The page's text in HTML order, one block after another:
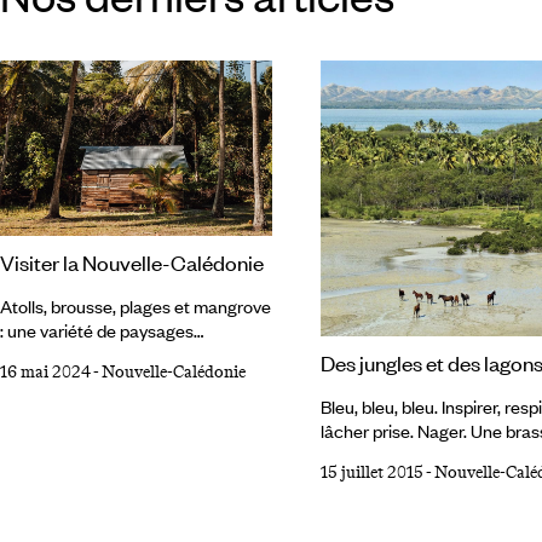
Visiter la Nouvelle-Calédonie
Atolls, brousse, plages et mangrove
: une variété de paysages
ces îles façonnées par les cultures
16 mai 2024-Nouvelle-Calédonie Des jungles et des lagons
Bleu, bleu, bleu. Inspirer,
lâcher prise. Nager. Une
parasite oubliée, déposée
15 juillet 2015-Nouvelle-